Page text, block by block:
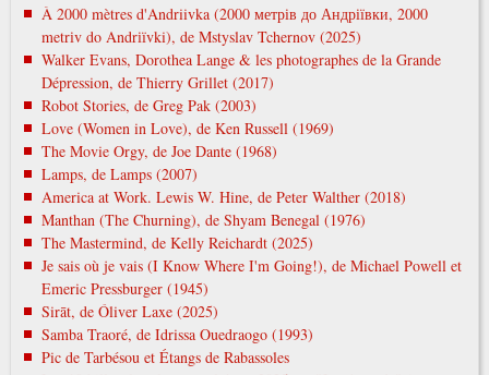
À 2000 mètres d'Andriivka (2000 метрів до Андріївки, 2000
metrіv do Andrіїvki), de Mstyslav Tchernov (2025)
Walker Evans, Dorothea Lange & les photographes de la Grande
Dépression, de Thierry Grillet (2017)
Robot Stories, de Greg Pak (2003)
Love (Women in Love), de Ken Russell (1969)
The Movie Orgy, de Joe Dante (1968)
Lamps, de Lamps (2007)
America at Work. Lewis W. Hine, de Peter Walther (2018)
Manthan (The Churning), de Shyam Benegal (1976)
The Mastermind, de Kelly Reichardt (2025)
Je sais où je vais (I Know Where I'm Going!), de Michael Powell et
Emeric Pressburger (1945)
Sirāt, de Óliver Laxe (2025)
Samba Traoré, de Idrissa Ouedraogo (1993)
Pic de Tarbésou et Étangs de Rabassoles